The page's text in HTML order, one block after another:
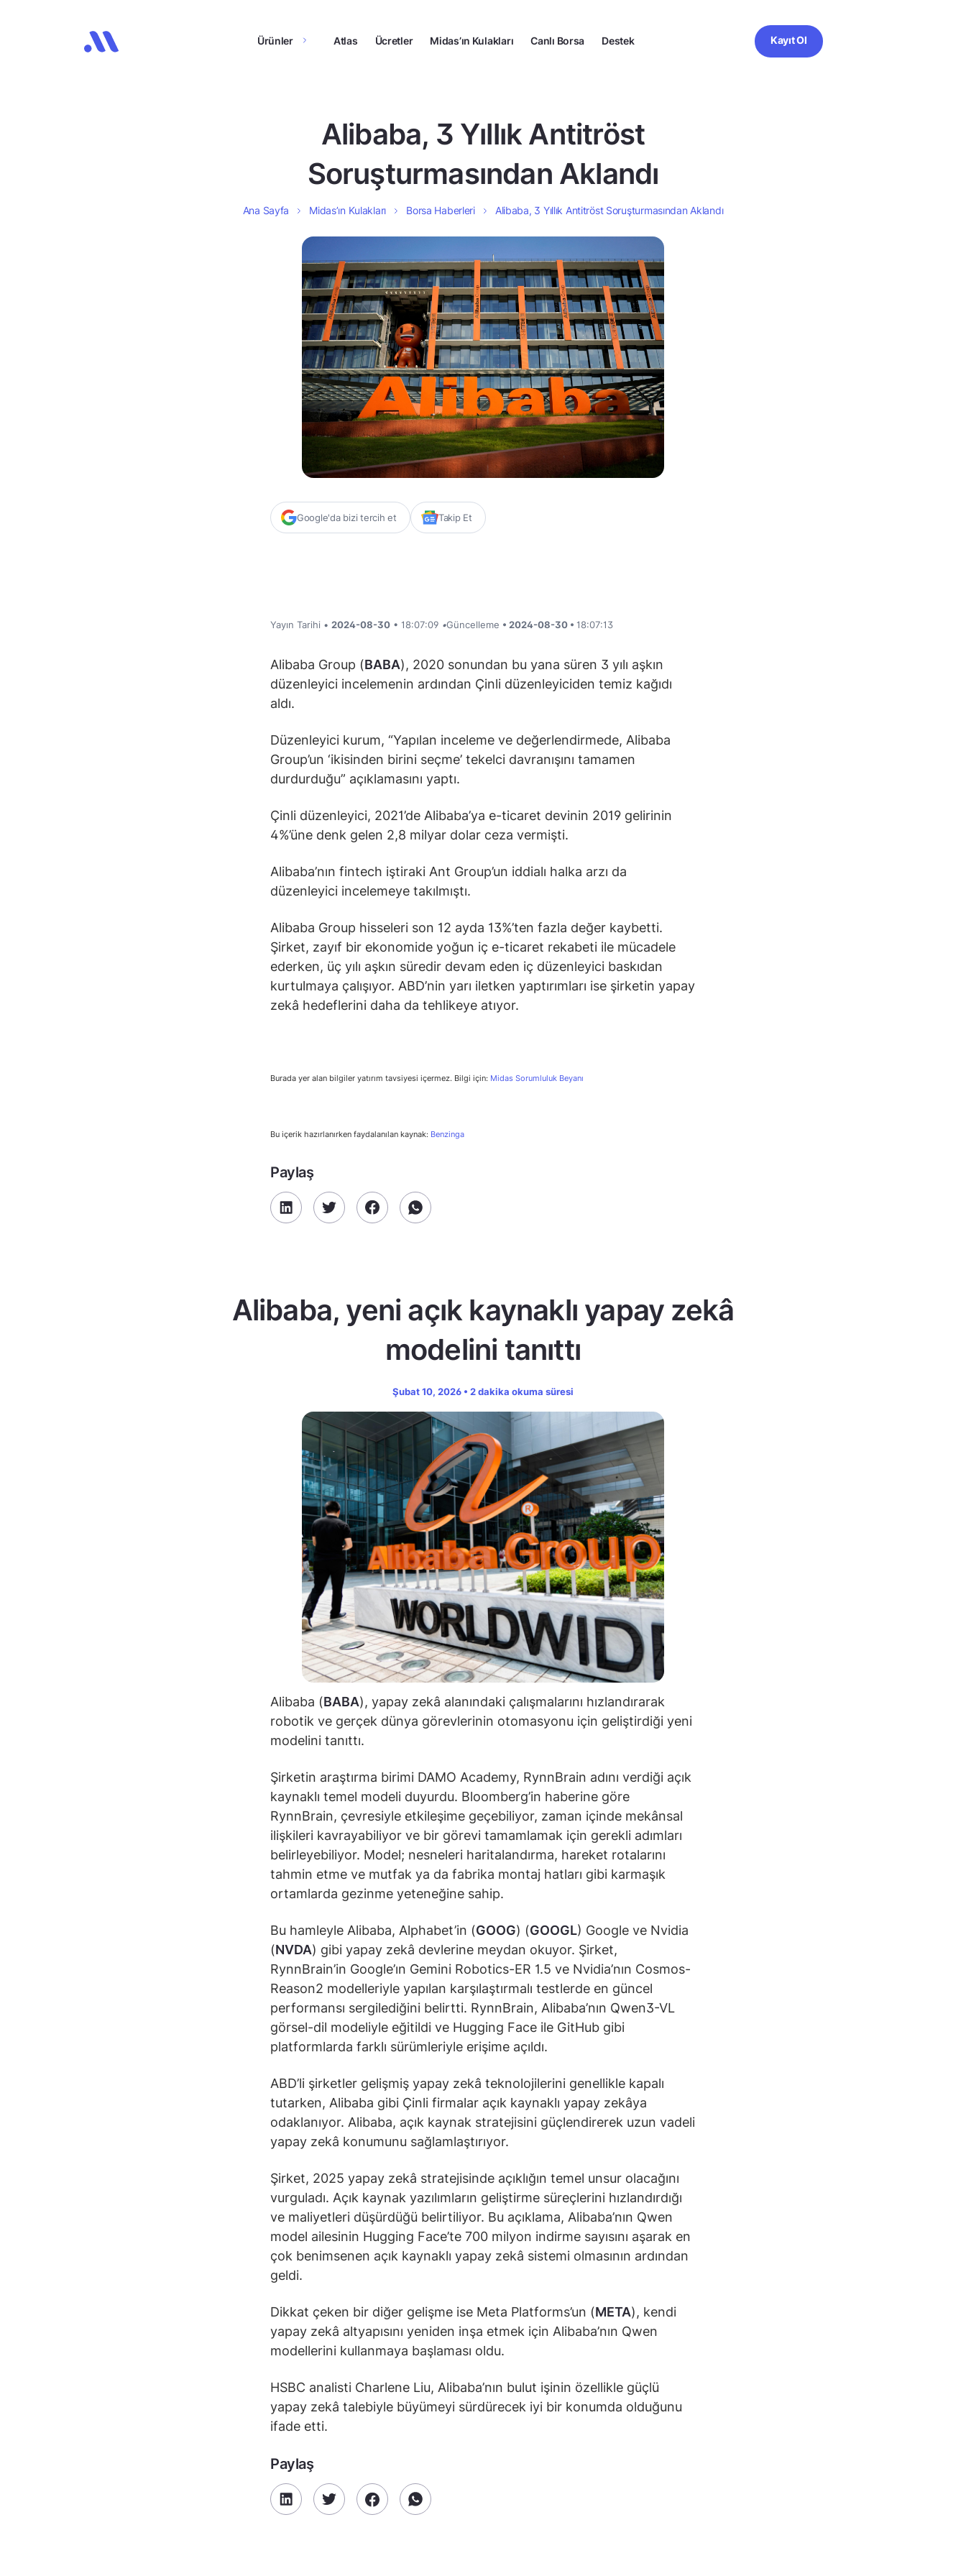
Ürünler Atlas Ücretler Midas’ın Kulakları Canlı Borsa Destek Kayıt Ol
Alibaba, 3 Yıllık Antitröst
Soruşturmasından Aklandı
Ana Sayfa Midas’ın Kulakları Borsa Haberleri Alibaba, 3 Yıllık Antitröst Soruşturmasından Aklandı
Google'da bizi tercih et Takip Et
Yayın Tarihi • 2024-08-30 • 18:07:09 •Güncelleme • 2024-08-30 • 18:07:13
Alibaba Group (BABA), 2020 sonundan bu yana süren 3 yılı aşkın
düzenleyici incelemenin ardından Çinli düzenleyiciden temiz kağıdı
aldı.
Düzenleyici kurum, “Yapılan inceleme ve değerlendirmede, Alibaba
Group’un ‘ikisinden birini seçme’ tekelci davranışını tamamen
durdurduğu” açıklamasını yaptı.
Çinli düzenleyici, 2021’de Alibaba’ya e-ticaret devinin 2019 gelirinin
4%’üne denk gelen 2,8 milyar dolar ceza vermişti.
Alibaba’nın fintech iştiraki Ant Group’un iddialı halka arzı da
düzenleyici incelemeye takılmıştı.
Alibaba Group hisseleri son 12 ayda 13%’ten fazla değer kaybetti.
Şirket, zayıf bir ekonomide yoğun iç e-ticaret rekabeti ile mücadele
ederken, üç yılı aşkın süredir devam eden iç düzenleyici baskıdan
kurtulmaya çalışıyor. ABD’nin yarı iletken yaptırımları ise şirketin yapay
zekâ hedeflerini daha da tehlikeye atıyor.
Burada yer alan bilgiler yatırım tavsiyesi içermez. Bilgi için: Midas Sorumluluk Beyanı
Bu içerik hazırlanırken faydalanılan kaynak: Benzinga
Paylaş
Alibaba, yeni açık kaynaklı yapay zekâ
modelini tanıttı
Şubat 10, 2026 • 2 dakika okuma süresi
Alibaba (BABA), yapay zekâ alanındaki çalışmalarını hızlandırarak
robotik ve gerçek dünya görevlerinin otomasyonu için geliştirdiği yeni
modelini tanıttı.
Şirketin araştırma birimi DAMO Academy, RynnBrain adını verdiği açık
kaynaklı temel modeli duyurdu. Bloomberg’in haberine göre
RynnBrain, çevresiyle etkileşime geçebiliyor, zaman içinde mekânsal
ilişkileri kavrayabiliyor ve bir görevi tamamlamak için gerekli adımları
belirleyebiliyor. Model; nesneleri haritalandırma, hareket rotalarını
tahmin etme ve mutfak ya da fabrika montaj hatları gibi karmaşık
ortamlarda gezinme yeteneğine sahip.
Bu hamleyle Alibaba, Alphabet’in (GOOG) (GOOGL) Google ve Nvidia
(NVDA) gibi yapay zekâ devlerine meydan okuyor. Şirket,
RynnBrain’in Google’ın Gemini Robotics-ER 1.5 ve Nvidia’nın Cosmos-
Reason2 modelleriyle yapılan karşılaştırmalı testlerde en güncel
performansı sergilediğini belirtti. RynnBrain, Alibaba’nın Qwen3-VL
görsel-dil modeliyle eğitildi ve Hugging Face ile GitHub gibi
platformlarda farklı sürümleriyle erişime açıldı.
ABD’li şirketler gelişmiş yapay zekâ teknolojilerini genellikle kapalı
tutarken, Alibaba gibi Çinli firmalar açık kaynaklı yapay zekâya
odaklanıyor. Alibaba, açık kaynak stratejisini güçlendirerek uzun vadeli
yapay zekâ konumunu sağlamlaştırıyor.
Şirket, 2025 yapay zekâ stratejisinde açıklığın temel unsur olacağını
vurguladı. Açık kaynak yazılımların geliştirme süreçlerini hızlandırdığı
ve maliyetleri düşürdüğü belirtiliyor. Bu açıklama, Alibaba’nın Qwen
model ailesinin Hugging Face’te 700 milyon indirme sayısını aşarak en
çok benimsenen açık kaynaklı yapay zekâ sistemi olmasının ardından
geldi.
Dikkat çeken bir diğer gelişme ise Meta Platforms’un (META), kendi
yapay zekâ altyapısını yeniden inşa etmek için Alibaba’nın Qwen
modellerini kullanmaya başlaması oldu.
HSBC analisti Charlene Liu, Alibaba’nın bulut işinin özellikle güçlü
yapay zekâ talebiyle büyümeyi sürdürecek iyi bir konumda olduğunu
ifade etti.
Paylaş